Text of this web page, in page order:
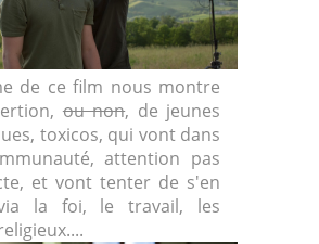
de ce film nous montre
ou non, de jeunes
toxicos, qui vont dans
attention pas
et vont tenter de s'en
la foi, le travail, les